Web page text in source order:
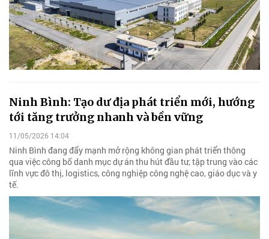
Ninh Bình: Tạo dư địa phát triển mới, hướng
tới tăng trưởng nhanh và bền vững
11/05/2026 14:04
Ninh Bình đang đẩy mạnh mở rộng không gian phát triển thông
qua việc công bố danh mục dự án thu hút đầu tư, tập trung vào các
lĩnh vực đô thị, logistics, công nghiệp công nghệ cao, giáo dục và y
tế.